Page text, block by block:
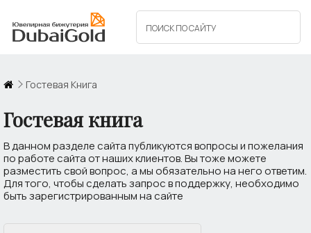
Гостевая Книга
Гостевая книга
В данном разделе сайта публикуются вопросы и пожелания
по работе сайта от наших клиентов. Вы тоже можете
разместить свой вопрос, а мы обязательно на него ответим.
Для того, чтобы сделать запрос в поддержку, необходимо
быть зарегистрированным на сайте